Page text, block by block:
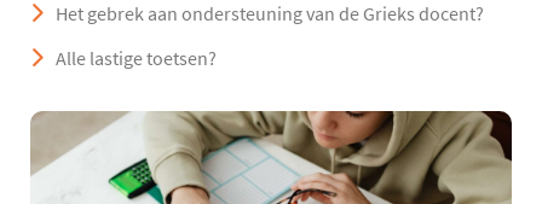
Het gebrek aan ondersteuning van de Grieks docent?
Alle lastige toetsen?